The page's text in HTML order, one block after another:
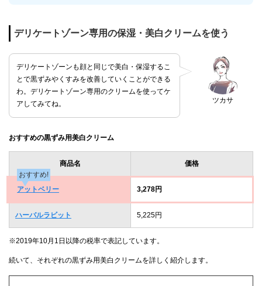
デリケートゾーン専用の保湿・美白クリームを使う
ツカサ
デリケートゾーンも顔と同じで美白・保湿するこ
とで黒ずみやくすみを改善していくことができる
わ。デリケートゾーン専用のクリームを使ってケ
アしてみてね。
おすすめの黒ずみ用美白クリーム
商品名
価格
おすすめ!
アットベリー
3,278円
ハーバルラビット 5,225円
※2019年10月1日以降の税率で表記しています。
続いて、それぞれの黒ずみ用美白クリームを詳しく紹介します。